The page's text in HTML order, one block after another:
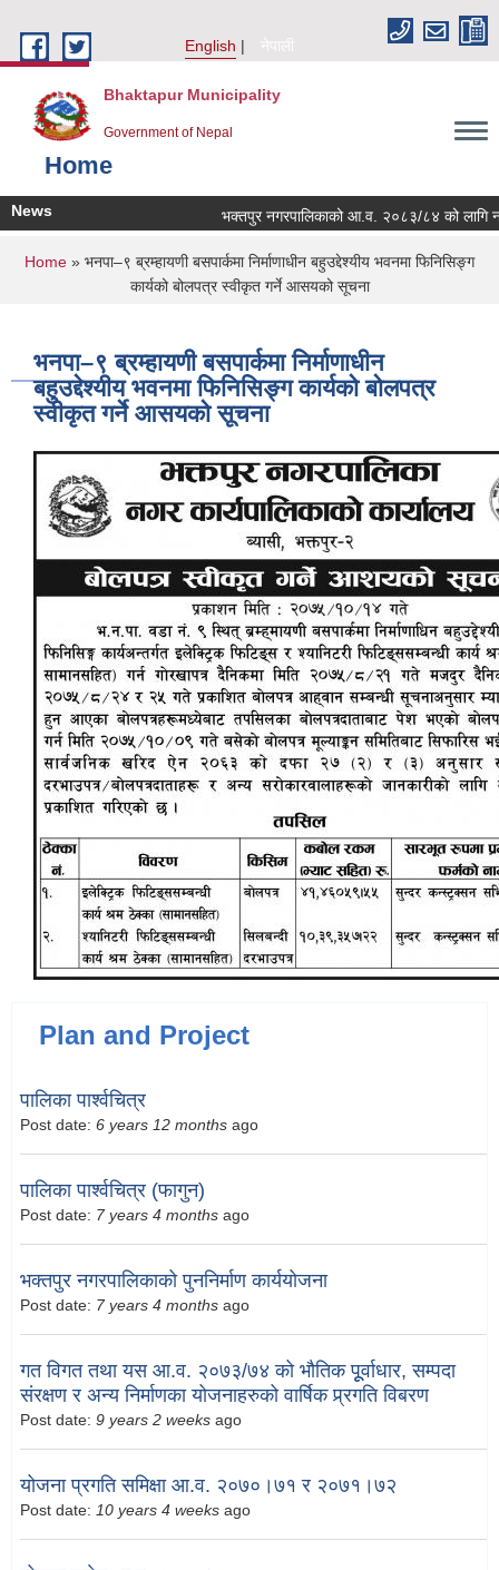
English
नेपाली
Bhaktapur Municipality
Government of Nepal
Home
News भक्तपुर नगरपालिकाको आ.व. २०८३/८४ को लागि
You are here
Home » भनपा–९ ब्रम्हायणी बसपार्कमा निर्माणाधीन बहुउद्देश्यीय भवनमा फिनिसिङ्ग
कार्यको बोलपत्र स्वीकृत गर्ने आसयको सूचना
भनपा–९ ब्रम्हायणी बसपार्कमा निर्माणाधीन
बहुउद्देश्यीय भवनमा फिनिसिङ्ग कार्यको बोलपत्र
स्वीकृत गर्ने आसयको सूचना
Plan and Project
पालिका पार्श्वचित्र
Post date: 6 years 12 months ago
पालिका पार्श्वचित्र (फागुन)
Post date: 7 years 4 months ago
भक्तपुर नगरपालिकाको पुननिर्माण कार्ययोजना
Post date: 7 years 4 months ago
गत विगत तथा यस आ.व. २०७३/७४ को भौतिक पूूर्वाधार, सम्पदा
संरक्षण र अन्य निर्माणका योजनाहरुको वार्षिक प्र्रगति विबरण
Post date: 9 years 2 weeks ago
योजना प्रगति समिक्षा आ.व. २०७०।७१ र २०७१।७२
Post date: 10 years 4 weeks ago